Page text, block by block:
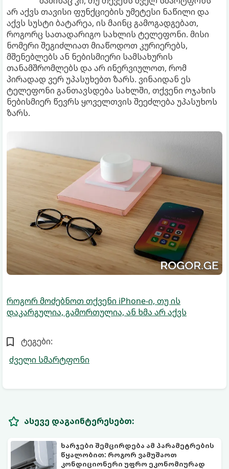
არ აქვს თავისი ფუნქციების უმეტესი ნაწილი და
აქვს სუსტი ბატარეა, ის მაინც გამოგადგებათ,
როგორც სათადარიგო სახლის ტელეფონი. მისი
ნომერი შეგიძლიათ მიაწოდოთ კურიერებს,
მშენებლებს ან ნებისმიერი სამსახურის
თანამშრომლებს და არ ინერვიულოთ, რომ
პირადად ვერ უპასუხებთ ზარს. ვინაიდან ეს
ტელეფონი განთავსდება სახლში, თქვენი ოჯახის
ნებისმიერ წევრს ყოველთვის შეეძლება უპასუხოს
ზარს.
როგორ მოძებნოთ თქვენი iPhone-ი, თუ ის
დაკარგულია, გამორთულია, ან ხმა არ აქვს
ტეგები:
ძველი სმარტფონი
ასევე დაგაინტერესებთ:
ხარჯები შემცირდება ამ პარამეტრების
წყალობით: როგორ ვამუშაოთ
კონდიციონერი უფრო ეკონომიურად